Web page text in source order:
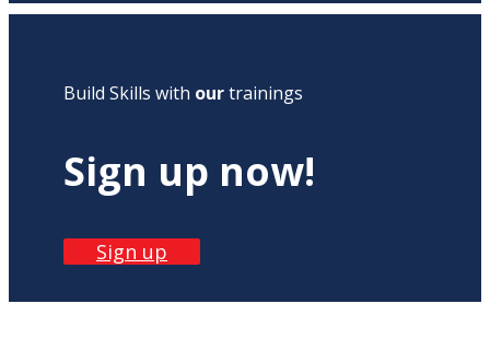
Build Skills with ourtrainings
Sign up now!
Sign up